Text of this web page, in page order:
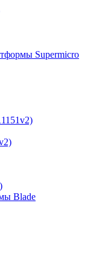
Supermicro
Blade